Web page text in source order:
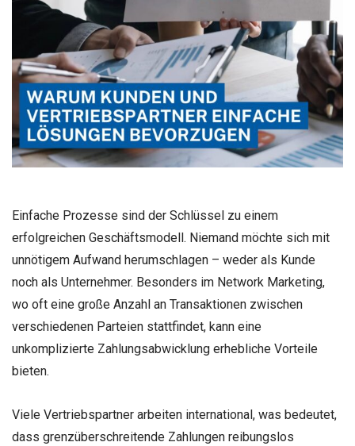
Einfache Prozesse sind der Schlüssel zu einem
erfolgreichen Geschäftsmodell. Niemand möchte sich mit
unnötigem Aufwand herumschlagen – weder als Kunde
noch als Unternehmer. Besonders im Network Marketing,
wo oft eine große Anzahl an Transaktionen zwischen
verschiedenen Parteien stattfindet, kann eine
unkomplizierte Zahlungsabwicklung erhebliche Vorteile
bieten.
Viele Vertriebspartner arbeiten international, was bedeutet,
dass grenzüberschreitende Zahlungen reibungslos